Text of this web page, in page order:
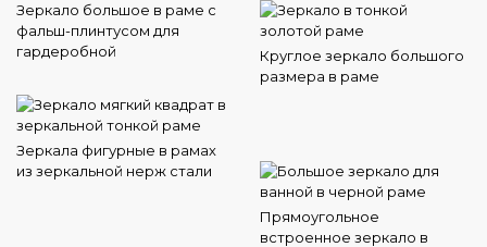
Зеркало большое в раме с
фальш-плинтусом для
гардеробной
Круглое зеркало большого
размера в раме
Зеркала фигурные в рамах
из зеркальной нерж стали
Прямоугольное
встроенное зеркало в